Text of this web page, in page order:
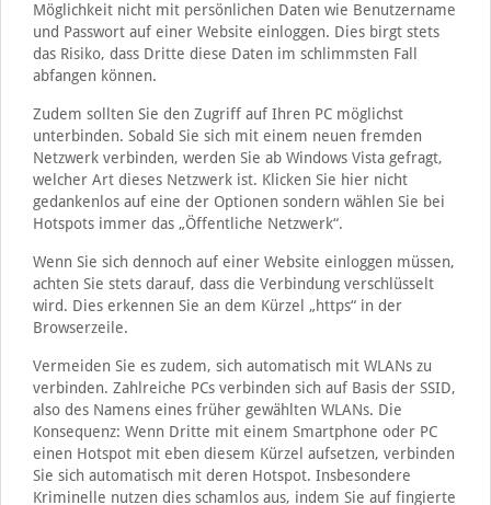
Möglichkeit nicht mit persönlichen Daten wie Benutzername
und Passwort auf einer Website einloggen. Dies birgt stets
das Risiko, dass Dritte diese Daten im schlimmsten Fall
abfangen können.
Zudem sollten Sie den Zugriff auf Ihren PC möglichst
unterbinden. Sobald Sie sich mit einem neuen fremden
Netzwerk verbinden, werden Sie ab Windows Vista gefragt,
welcher Art dieses Netzwerk ist. Klicken Sie hier nicht
gedankenlos auf eine der Optionen sondern wählen Sie bei
Hotspots immer das „Öffentliche Netzwerk“.
Wenn Sie sich dennoch auf einer Website einloggen müssen,
achten Sie stets darauf, dass die Verbindung verschlüsselt
wird. Dies erkennen Sie an dem Kürzel „https“ in der
Browserzeile.
Vermeiden Sie es zudem, sich automatisch mit WLANs zu
verbinden. Zahlreiche PCs verbinden sich auf Basis der SSID,
also des Namens eines früher gewählten WLANs. Die
Konsequenz: Wenn Dritte mit einem Smartphone oder PC
einen Hotspot mit eben diesem Kürzel aufsetzen, verbinden
Sie sich automatisch mit deren Hotspot. Insbesondere
Kriminelle nutzen dies schamlos aus, indem Sie auf fingierte